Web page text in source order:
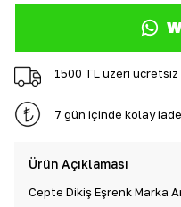
1500 TL üzeri ücretsiz
7 gün içinde kolay
Ürün Açıklaması
Cepte Dikiş Eşrenk Marka